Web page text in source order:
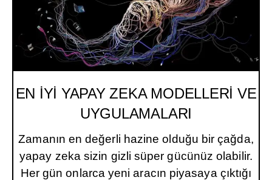
EN İYİ YAPAY ZEKAMODELLERİ VE
UYGULAMALARI
Zamanın en değerli hazine olduğu bir çağda,
yapay zeka sizin gizli süper gücünüz olabilir.
Her gün onlarca yeni aracın piyasaya çıktığı